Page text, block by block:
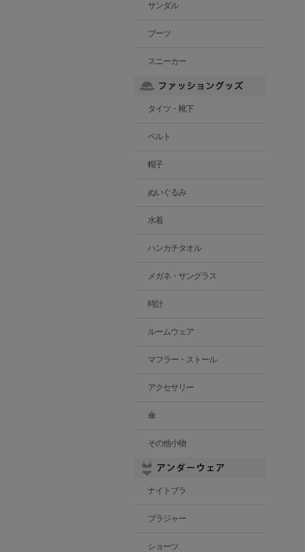
サンダル
ブーツ
スニーカー
タイツ・靴下
ベルト
帽子
ぬいぐるみ
水着
ハンカチタオル
メガネ・サングラス
時計
ルームウェア
マフラー・ストール
アクセサリー
傘
その他小物
ナイトブラ
ブラジャー
ショーツ